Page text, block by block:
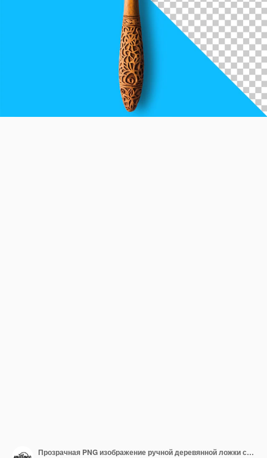
Прозрачная PNG изображение ручной деревянной ложки с сложными резьбами